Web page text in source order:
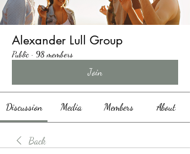
Alexander Lull Group
Public · 98 members
Join
Discussion Media Members About
Back